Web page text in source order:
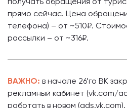
прямо сейчас. Цена
телефона) – от ~510₽.
рассылки – от ~316₽.
ВАЖНО: в начале 26’го ВК
рекламный кабинет (vk.com/
работать в новом